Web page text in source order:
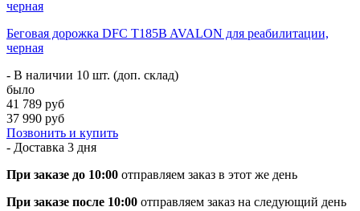
Беговая дорожка DFC T185B AVALON для реабилитации,
черная
- В наличии 10 шт. (доп. склад)
было
41 789 руб
37 990 руб
Позвонить и купить
- Доставка 3 дня
При заказе до 10:00 отправляем заказ в этот же день
При заказе после 10:00 отправляем заказ на следующий день